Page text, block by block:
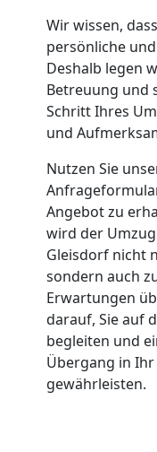
Wir wissen,
persönliche
Deshalb legen
Betreuung und
Schritt Ihres
und
Nutzen Sie
Angebot zu
wird der
Gleisdorf nicht
sondern auch
Erwartungen
darauf, Sie auf
begleiten und
Übergang in Ihr
gewährleisten.